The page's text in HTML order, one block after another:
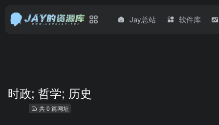
Jay总站 软件库
时政; 哲学; 历史
共 0 篇网址